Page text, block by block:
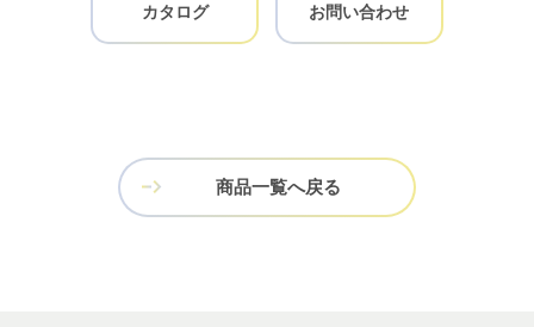
カタログ
お問い合わせ
商品一覧へ戻る